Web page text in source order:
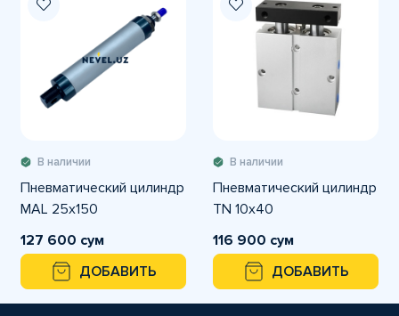
В наличии
Пневматический цилиндр
MAL 25x150
127 600 сум
ДОБАВИТЬ
В наличии
Пневматический цилиндр
TN 10x40
116 900 сум
ДОБАВИТЬ